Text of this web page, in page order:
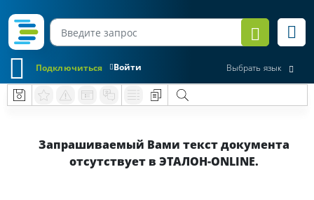
Войти
Подключиться Выбрать язык
Запрашиваемый Вами текст документа
отсутствует в ЭТАЛОН-ONLINE.